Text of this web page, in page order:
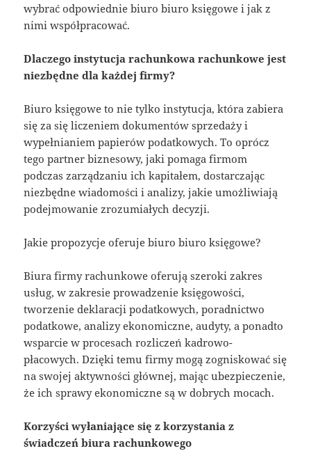
wybrać odpowiednie biuro biuro księgowe i jak z
nimi współpracować.
Dlaczego instytucja rachunkowa rachunkowe jest
niezbędne dla każdej firmy?
Biuro księgowe to nie tylko instytucja, która zabiera
się za się liczeniem dokumentów sprzedaży i
wypełnianiem papierów podatkowych. To oprócz
tego partner biznesowy, jaki pomaga firmom
podczas zarządzaniu ich kapitałem, dostarczając
niezbędne wiadomości i analizy, jakie umożliwiają
podejmowanie zrozumiałych decyzji.
Jakie propozycje oferuje biuro biuro księgowe?
Biura firmy rachunkowe oferują szeroki zakres
usług, w zakresie prowadzenie księgowości,
tworzenie deklaracji podatkowych, poradnictwo
podatkowe, analizy ekonomiczne, audyty, a ponadto
wsparcie w procesach rozliczeń kadrowo-
płacowych. Dzięki temu firmy mogą zogniskować się
na swojej aktywności głównej, mając ubezpieczenie,
że ich sprawy ekonomiczne są w dobrych mocach.
Korzyści wyłaniające się z korzystania z
świadczeń biura rachunkowego